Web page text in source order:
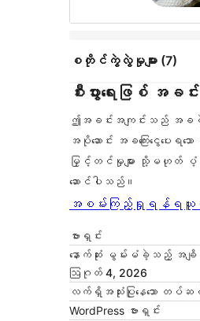
စတိုင်ကွဲလွဲမှုများ (7)
စီးပွားရေးဖြစ် အခ
ဤအခင်းအကျင်းသည် အခမဲ့
အပိုဆောင်း အခကြေးငွေပေးရသ
မြှင့်တင်မှုများ သို့မဟုတ် ပံ့ပို
ဆောင်ပါသည်။
အစမ်းကြည့်ရှုရန် ရ
ဗားရှင်း
နောက်ဆုံး မွမ်းမံခဲ့သည့် အခ
ဩဂုတ် 4, 2026
လက်ရှိအသုံးပြုနေသော တပ်ဆင်
WordPress ဗားရှင်း